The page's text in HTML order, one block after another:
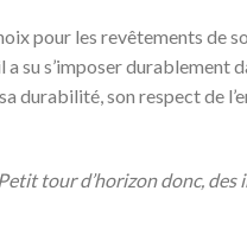
pour les revêtements de
su s’imposer durablement
durabilité, son respect de
tour d’horizon donc,